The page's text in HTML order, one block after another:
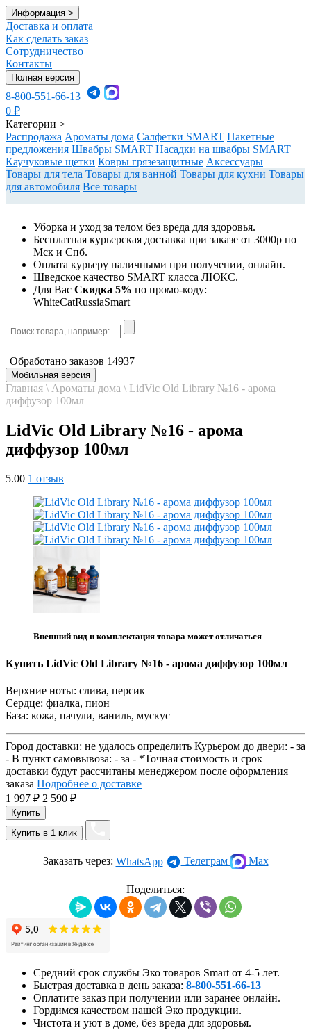
Информация >
Доставка и оплата
Как сделать заказ
Сотрудничество
Контакты
Полная версия
8-800-551-66-13
0 ₽
Категории >
Распродажа Ароматы дома Салфетки SMART Пакетные
предложения Швабры SMART Насадки на швабры SMART
Каучуковые щетки Ковры грязезащитные Аксессуары
Товары для тела Товары для ванной Товары для кухни Товары
для автомобиля Все товары
Уборка и уход за телом без вреда для здоровья.
Бесплатная курьерская доставка при заказе от 3000р по
Мск и Спб.
Оплата курьеру наличными при получении, онлайн.
Шведское качество SMART класса ЛЮКС.
Для Вас Cкидка 5% по промо-коду:
WhiteCatRussiaSmart
Обработано заказов 14937
Мобильная версия
Главная \ Ароматы дома \ LidVic Old Library №16 - арома
диффузор 100мл
LidVic Old Library №16 - арома
диффузор 100мл
5.00 1 отзыв
Внешний вид и комплектация товара может отличаться
Купить LidVic Old Library №16 - арома диффузор 100мл
Верхние ноты: слива, персик
Сердце: фиалка, пион
База: кожа, пачули, ваниль, мускус
Город доставки: не удалось определить Курьером до двери: - за
- В пункт самовывоза: - за - *Точная стоимость и срок
доставки будут рассчитаны менеджером после оформления
заказа Подробнее о доставке
1 997 ₽ 2 590 ₽
Заказать через: WhatsApp Телеграм Max
Поделиться:
Средний срок службы Эко товаров Smart от 4-5 лет.
Быстрая доставка в день заказа: 8-800-551-66-13
Оплатите заказ при получении или заранее онлайн.
Гордимся качеством нашей Эко продукции.
Чистота и уют в доме, без вреда для здоровья.